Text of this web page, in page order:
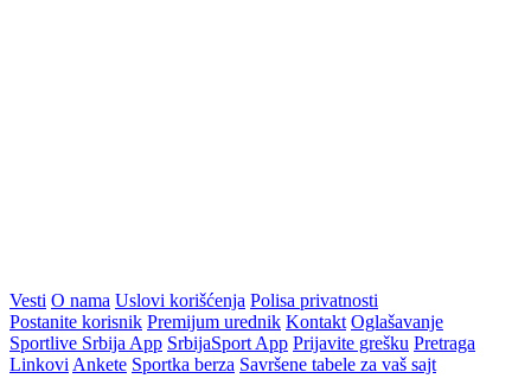
Vesti O nama Uslovi korišćenja Polisa privatnosti
Postanite korisnik Premijum urednik Kontakt Oglašavanje
Sportlive Srbija App SrbijaSport App Prijavite grešku Pretraga
Linkovi Ankete Sportka berza Savršene tabele za vaš sajt